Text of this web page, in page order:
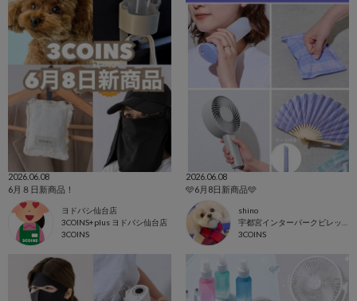
2026.06.08
6月８日新商品！
ヨドバシ仙台店
3COINS+plus ヨドバシ仙台店
3COINS
2026.06.08
🩵6月8日新商品🩵
shino
3COINS